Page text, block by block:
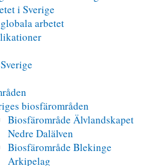
i Sverige
arbetet
biosfärområden
Biosfärområde Älvlandskapet
Nedre Dalälven
Biosfärområde Blekinge
Arkipelag